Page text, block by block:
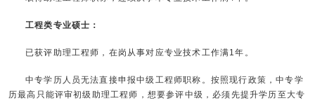
工程类专业硕士：
已获评助理工程师，在岗从事对应专业技术工作满1年。
中专学历人员无法直接申报中级工程师职称。按照现行政策，中专学
历最高只能评审初级助理工程师，想要参评中级，必须先提升学历至大专